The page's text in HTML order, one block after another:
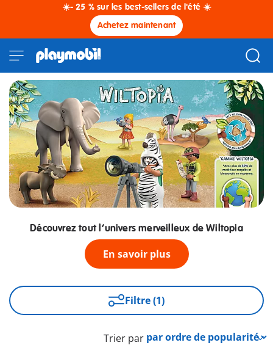
☀️- 25 % sur les best-sellers de l'été ☀️
Achetez maintenant
Découvrez tout l’univers merveilleux de Wiltopia
En savoir plus
Filtre (1)
Trier par